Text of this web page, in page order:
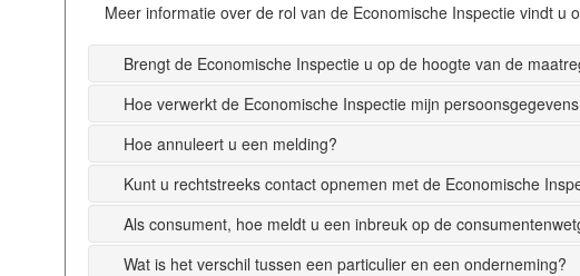
Meer informatie over de rol van de Economische Inspectie vindt u
Brengt de Economische Inspectie u op de hoogte van de
Hoe verwerkt de Economische Inspectie mijn
Hoe annuleert u een melding?
Kunt u rechtstreeks contact opnemen met de Economische
Als consument, hoe meldt u een inbreuk op de
Wat is het verschil tussen een particulier en een onderneming?